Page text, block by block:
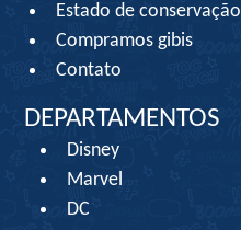
Estado de conservação
Compramos gibis
Contato
DEPARTAMENTOS
Disney
Marvel
DC